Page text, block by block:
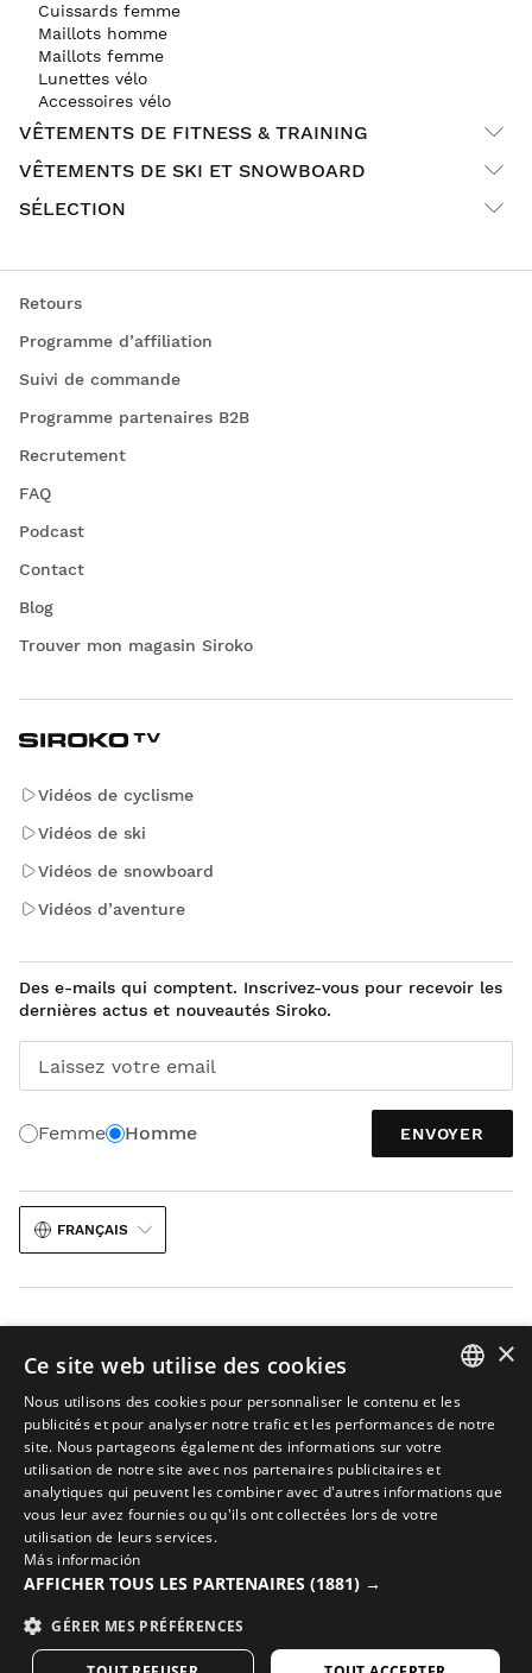
Cuissards femme
Maillots homme
Maillots femme
Lunettes vélo
Accessoires vélo
VÊTEMENTS DE FITNESS & TRAINING
VÊTEMENTS DE SKI ET SNOWBOARD
SÉLECTION
Retours
Programme d’affiliation
Suivi de commande
Programme partenaires B2B
Recrutement
FAQ
Podcast
Contact
Blog
Trouver mon magasin Siroko
Vidéos de cyclisme
Vidéos de ski
Vidéos de snowboard
Vidéos d’aventure
Des e-mails qui comptent. Inscrivez-vous pour recevoir les
dernières actus et nouveautés Siroko.
Laissez votre email
Femme Homme ENVOYER
FRANÇAIS
Avis juridique Cookies Conditions Générales de Vente
L’IA dans les images
Plan du site
© 2026 Siroko
ENGLISH
GREEK
×
Ce site web utilise des cookies
Nous utilisons des cookies pour personnaliser le contenu et les
publicités et pour analyser notre trafic et les performances de notre
site. Nous partageons également des informations sur votre
utilisation de notre site avec nos partenaires publicitaires et
analytiques qui peuvent les combiner avec d'autres informations que
vous leur avez fournies ou qu'ils ont collectées lors de votre
utilisation de leurs services.
Más información
AFFICHER TOUS LES PARTENAIRES (1881) →
GÉRER MES PRÉFÉRENCES